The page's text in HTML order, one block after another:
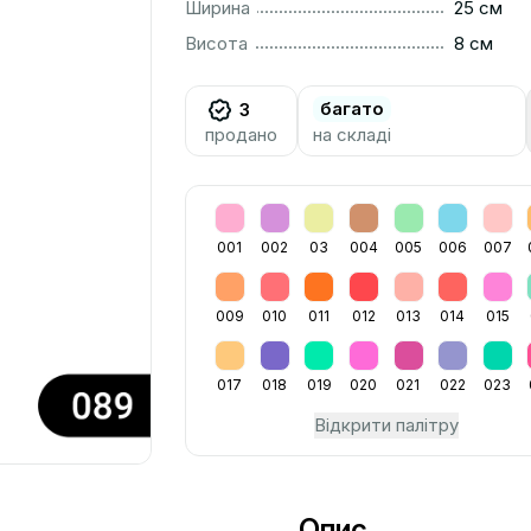
Ширина
25 см
Висота
8 см
3
продано
багато
на складі
001 002 03 004 005 006 007
009 010 011 012 013 014 015
017 018 019 020 021 022 023
Відкрити палітру